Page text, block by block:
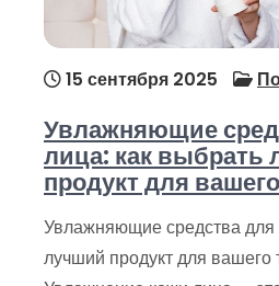
15 сентября 2025
Увлажняющие
лица: как выбрать
продукт для
Увлажняющие средства для
лучший продукт для вашего